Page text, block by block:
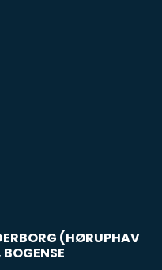
(HØRUPHAV